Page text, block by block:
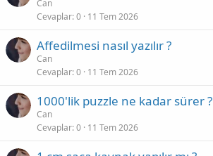
Can
Cevaplar 0 11 Tem 2026
Affedilmesi nasıl yazılır ?
Can
Cevaplar 0 11 Tem 2026
1000'lik puzzle ne kadar sürer ?
Can
Cevaplar 0 11 Tem 2026